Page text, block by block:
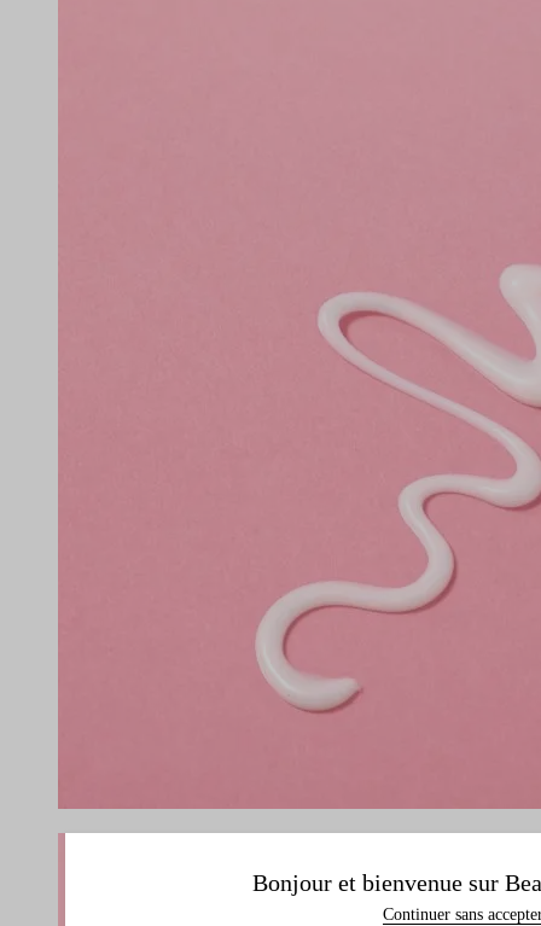
Bonjour et bienvenue sur
Continuer sans